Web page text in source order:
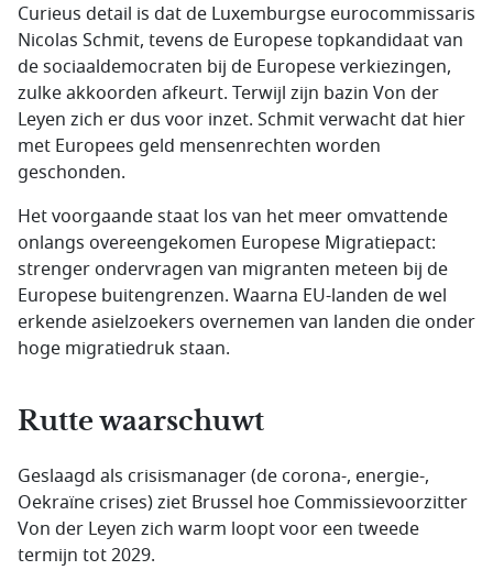
Curieus detail is dat de Luxemburgse eurocommissaris
Nicolas Schmit, tevens de Europese topkandidaat van
de sociaaldemocraten bij de Europese verkiezingen,
zulke akkoorden afkeurt. Terwijl zijn bazin Von der
Leyen zich er dus voor inzet. Schmit verwacht dat hier
met Europees geld mensenrechten worden
geschonden.
Het voorgaande staat los van het meer omvattende
onlangs overeengekomen Europese Migratiepact:
strenger ondervragen van migranten meteen bij de
Europese buitengrenzen. Waarna EU-landen de wel
erkende asielzoekers overnemen van landen die onder
hoge migratiedruk staan.
Rutte waarschuwt
Geslaagd als crisismanager (de corona-, energie-,
Oekraïne crises) ziet Brussel hoe Commissievoorzitter
Von der Leyen zich warm loopt voor een tweede
termijn tot 2029.